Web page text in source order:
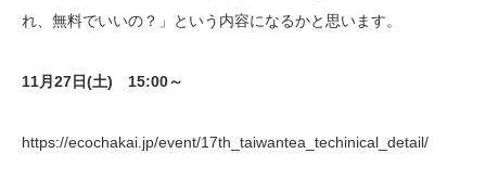
れ、無料でいいの？」という内容になるかと思います。
11月27日(土) 15:00～
https://ecochakai.jp/event/17th_taiwantea_techinical_detail/